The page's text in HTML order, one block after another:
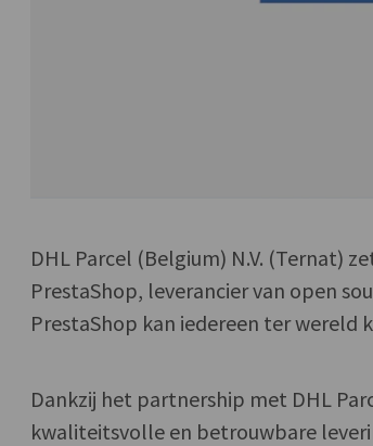
DHL Parcel (Belgium) N.V. (Ternat)
PrestaShop, leverancier van open
PrestaShop kan iedereen ter wereld
Dankzij het partnership met DHL
kwaliteitsvolle en betrouwbare